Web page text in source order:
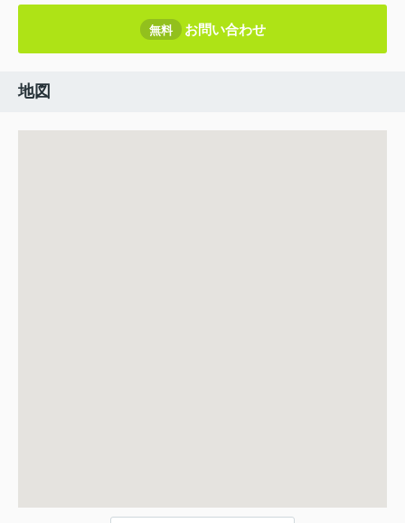
無料 お問い合わせ
地図